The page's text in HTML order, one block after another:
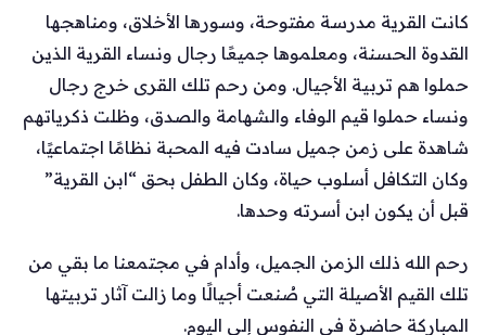
كانت القرية مدرسة مفتوحة، وسورها الأخلاق، ومناهجها
القدوة الحسنة، ومعلموها جميعًا رجال ونساء القرية الذين
حملوا هم تربية الأجيال. ومن رحم تلك القرى خرج رجال
ونساء حملوا قيم الوفاء والشهامة والصدق، وظلت ذكرياتهم
شاهدة على زمن جميل سادت فيه المحبة نظامًا اجتماعيًا،
وكان التكافل أسلوب حياة، وكان الطفل بحق “ابن القرية”
قبل أن يكون ابن أسرته وحدها.
رحم الله ذلك الزمن الجميل، وأدام في مجتمعنا ما بقي من
تلك القيم الأصيلة التي صُنعت أجيالًا وما زالت آثار تربيتها
المباركة حاضرة في النفوس إلى اليوم.